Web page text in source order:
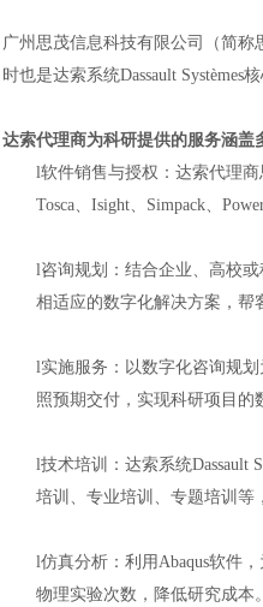
广州思茂信息科技有限公司（简称
时也是达索系统Dassault Systèmes核
达索代理商为科研提供的服务涵盖
l软件销售与授权：达索代理商
Tosca、Isight、Simpack、
l咨询规划：结合企业、高校或
相适应的数字化解决方案，帮
l实施服务：以数字化咨询规
照预期交付，实现科研项目的
l技术培训：达索系统Dassault
培训、专业培训、专题培训等
l仿真分析：利用Abaqus软件
物理实验次数，降低研究成本。